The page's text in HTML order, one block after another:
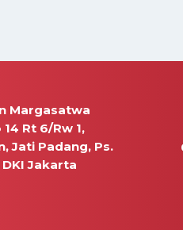
Margasatwa
14 Rt 6/Rw 1,
Jati Padang, Ps.
Jakarta